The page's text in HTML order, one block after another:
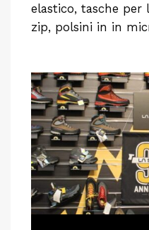
elastico, tasche
zip, polsini in in